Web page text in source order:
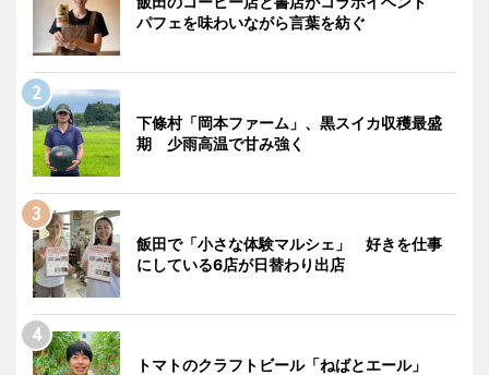
パフェを味わいながら言葉を紡ぐ
下條村「岡本ファーム」、黒スイカ収穫最盛
期 少雨高温で甘み強く
飯田で「小さな体験マルシェ」 好きを仕事
にしている6店が日替わり出店
トマトのクラフトビール「ねばとエール」